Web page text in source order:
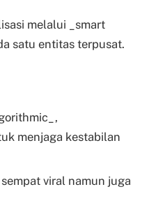
melalui _smart
satu entitas terpusat.
menjaga kestabilan
viral namun juga